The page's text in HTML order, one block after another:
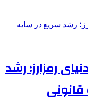
رمزارز؛ رشد